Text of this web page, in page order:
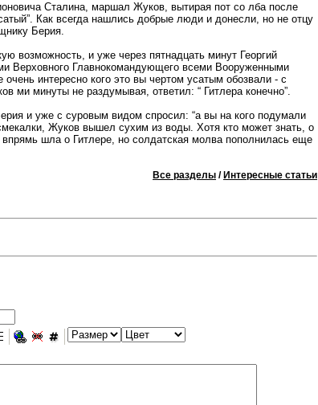
Сталина, маршал Жуков, вытирая пот со лба после
Как всегда нашлись добрые люди и донесли, но не отцу
Берия.
возможность, и уже через пятнадцать минут Георгий
Верховного Главнокомандующего всеми Вооруженными
интересно кого это вы чертом усатым обозвали - с
ми минуты не раздумывая, ответил: “ Гитлера конечно”.
и уже с суровым видом спросил: “а вы на кого подумали
Жуков вышел сухим из воды. Хотя кто может знать, о
шла о Гитлере, но солдатская молва пополнилась еще
Все разделы / Интересные статьи